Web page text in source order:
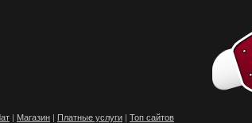
| Магазин | Платные услуги | Топ сайтов